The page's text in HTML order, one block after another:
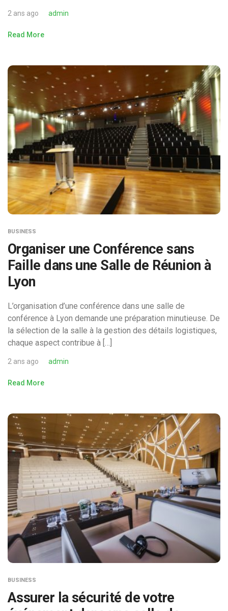
2 ans ago admin
Read More
BUSINESS
Organiser une Conférence sans
Faille dans une Salle de Réunion à
Lyon
L’organisation d’une conférence dans une salle de
conférence à Lyon demande une préparation minutieuse. De
la sélection de la salle à la gestion des détails logistiques,
chaque aspect contribue à […]
2 ans ago admin
Read More
BUSINESS
Assurer la sécurité de votre